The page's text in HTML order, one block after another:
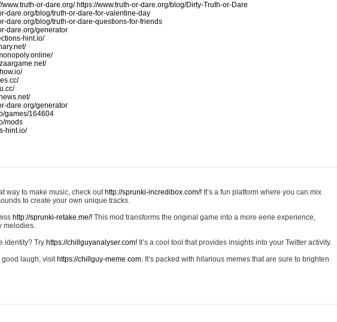
www.truth-or-dare.org/ https://www.truth-or-dare.org/blog/Dirty-Truth-or-Dare
dare.org/blog/truth-or-dare-for-valentine-day
dare.org/blog/truth-or-dare-questions-for-friends
dare.org/generator
hint.io/
dare.org/generator
games/164604
mods
hint.io/
way to make music, check out http://sprunki-incredibox.com/! It’s a fun platform where you can mix
to create your own unique tracks.
http://sprunki-retake.me/! This mod transforms the original game into a more eerie experience,
melodies.
identity? Try https://chillguyanalyser.com! It’s a cool tool that provides insights into your Twitter activity.
good laugh, visit https://chillguy-meme.com. It’s packed with hilarious memes that are sure to brighten